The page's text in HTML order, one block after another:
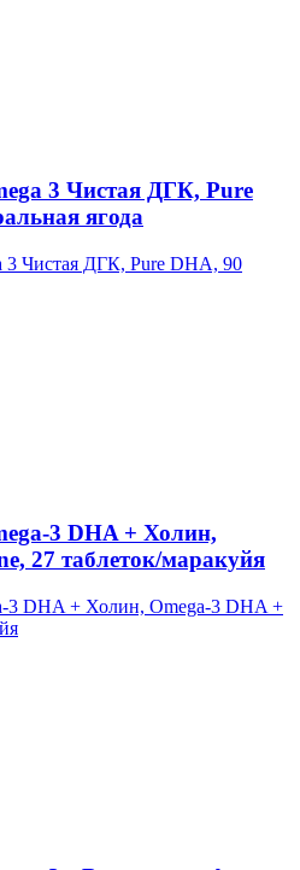
3 Чистая ДГК, Pure
ягода
3 DHA + Холин,
27 таблеток/маракуйя